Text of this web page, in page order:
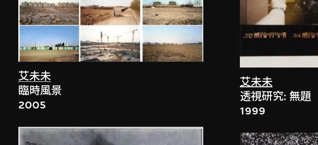
艾未未
臨時風景
2005
艾未未
透視研究: 無題
1999